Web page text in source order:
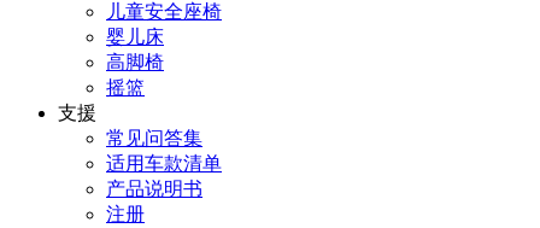
儿童安全座椅
婴儿床
高脚椅
摇篮
支援
常见问答集
适用车款清单
产品说明书
注册